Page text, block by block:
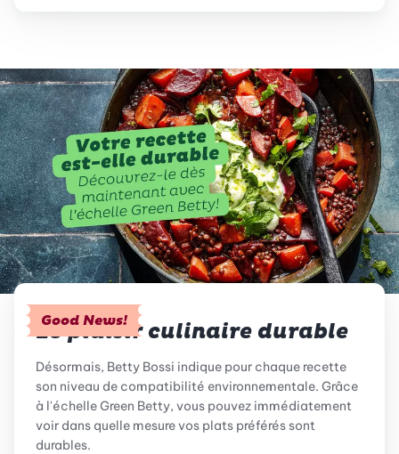
Good News!
Le plaisir culinaire durable
Désormais, Betty Bossi indique pour chaque recette
son niveau de compatibilité environnementale. Grâce
à l'échelle Green Betty, vous pouvez immédiatement
voir dans quelle mesure vos plats préférés sont
durables.